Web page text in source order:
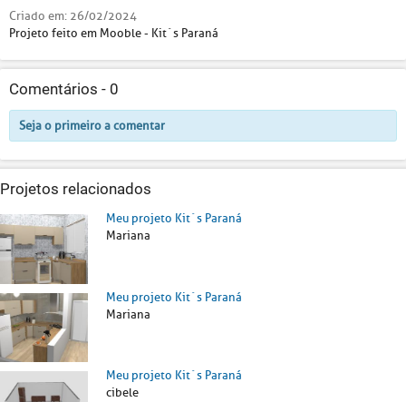
Criado em: 26/02/2024
Projeto feito em Mooble - Kit´s Paraná
Comentários - 0
Seja o primeiro a comentar
Projetos relacionados
Meu projeto Kit´s Paraná
Mariana
Meu projeto Kit´s Paraná
Mariana
Meu projeto Kit´s Paraná
cibele